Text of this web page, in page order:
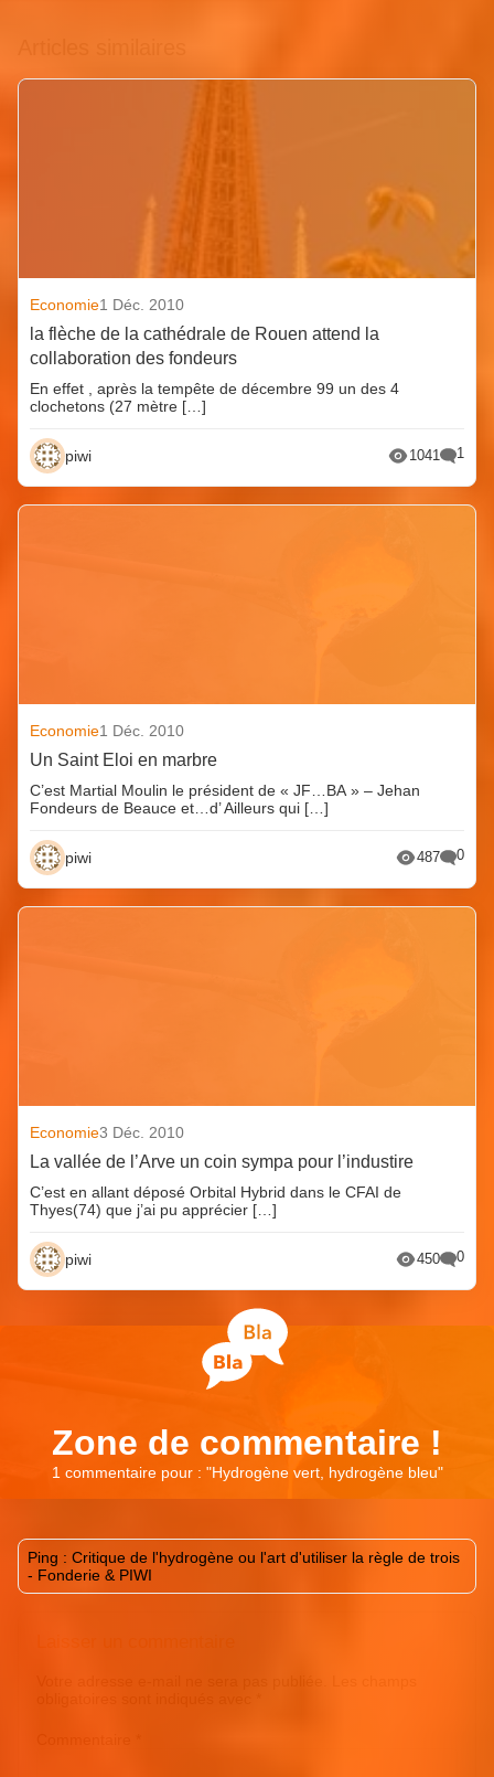
Economie1 Déc. 2010
la flèche de la cathédrale de Rouen attend la
collaboration des fondeurs
En effet , après la tempête de décembre 99 un des 4
clochetons (27 mètre […]
piwi 1041 1
Economie1 Déc. 2010
Un Saint Eloi en marbre
C’est Martial Moulin le président de « JF…BA » – Jehan
Fondeurs de Beauce et…d’ Ailleurs qui […]
piwi 487 0
Economie3 Déc. 2010
La vallée de l’Arve un coin sympa pour l’industire
C’est en allant déposé Orbital Hybrid dans le CFAI de
Thyes(74) que j’ai pu apprécier […]
piwi 450 0
Zone de commentaire !
1 commentaire pour : "Hydrogène vert, hydrogène bleu"
Ping : Critique de l'hydrogène ou l'art d'utiliser la règle de trois
- Fonderie & PIWI